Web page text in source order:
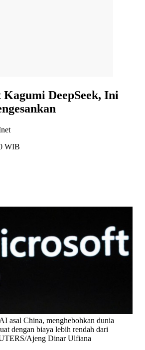
DeepSeek, Ini
WIB
asal China, menghebohkan dunia
dengan biaya lebih rendah dari
Ajeng Dinar Ulfiana